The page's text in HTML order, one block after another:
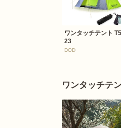
ワンタッチテント
23
DOD
ワンタッチテ